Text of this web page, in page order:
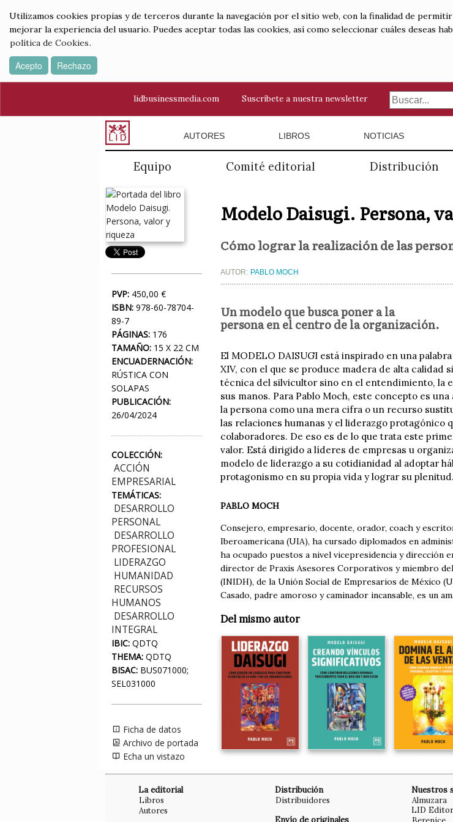
Utilizamos cookies propias y de terceros durante la navegación por el sitio web, con la finalidad de
mejorar la experiencia del usuario. Puedes aceptar todas las cookies, así como seleccionar cuáles deseas
política de Cookies.
Acepto Rechazo
lidbusinessmedia.com Suscríbete a nuestra newsletter
AUTORES LIBROS NOTICIAS
Equipo Comité editorial Distribución
PVP: 450,00 €
ISBN: 978-60-78704-
89-7
PÁGINAS: 176
TAMAÑO: 15 X 22 CM
ENCUADERNACIÓN:
RÚSTICA CON
SOLAPAS
PUBLICACIÓN:
26/04/2024
COLECCIÓN:
ACCIÓN
EMPRESARIAL
TEMÁTICAS:
DESARROLLO
PERSONAL
DESARROLLO
PROFESIONAL
LIDERAZGO
HUMANIDAD
RECURSOS
HUMANOS
DESARROLLO
INTEGRAL
IBIC: QDTQ
THEMA: QDTQ
BISAC: BUS071000;
SEL031000
Ficha de datos
Archivo de portada
Echa un vistazo
Modelo Daisugi. Persona,
Cómo lograr la realización de las
AUTOR: PABLO MOCH
Un modelo que busca poner a la
persona en el centro de la organización.
El MODELO DAISUGI está inspirado en una
XIV, con el que se produce madera de alta calidad
técnica del silvicultor sino en el entendimiento, la
sus manos. Para Pablo Moch, este concepto es
la persona como una mera cifra o un recurso
las relaciones humanas y el liderazgo protagónico
colaboradores. De eso es de lo que trata este
valor. Está dirigido a líderes de empresas u
modelo de liderazgo a su cotidianidad al adoptar
protagonismo en su propia vida y lograr su plenitud.
PABLO MOCH
Consejero, empresario, docente, orador, coach y
Iberoamericana (UIA), ha cursado diplomados en
ha ocupado puestos a nivel vicepresidencia y dirección
director de Praxis Asesores Corporativos y miembro
(INIDH), de la Unión Social de Empresarios de México
Casado, padre amoroso y caminador incansable, es un
Del mismo autor
La editorial
Libros
Autores
Distribución
Distribuidores
Envío de originales
Nuestros
Almuzara
LID